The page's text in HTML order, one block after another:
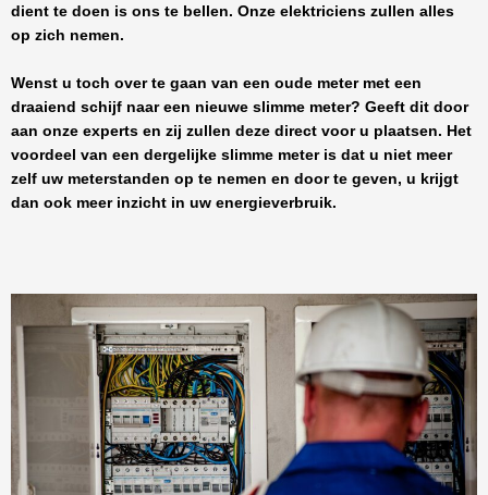
dient te doen is ons te bellen. Onze elektriciens zullen alles
op zich nemen.
Wenst u toch over te gaan van een oude meter met een
draaiend schijf naar een nieuwe slimme meter? Geeft dit door
aan onze experts en zij zullen deze direct voor u plaatsen. Het
voordeel van een dergelijke slimme meter is dat u niet meer
zelf uw meterstanden op te nemen en door te geven, u krijgt
dan ook meer inzicht in uw energieverbruik.